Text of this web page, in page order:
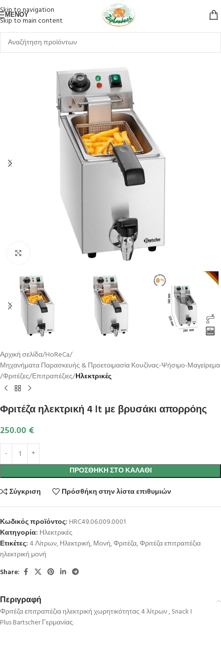
Skip to navigation
Skip to main content
ΜΕΝΟΎ
Κλικ για μεγέθυνση
Αρχική σελίδα HoReCa
Μηχανήματα Παρασκευής & Προετοιμασία Κουζίνας-Ψήσιμο-Μαγείρεμα
Φριτέζες Επιτραπέζιες Ηλεκτρικές
Φριτέζα ηλεκτρική 4 lt με βρυσάκι απορρόης
250.00 €
ΠΡΟΣΘΉΚΗ ΣΤΟ ΚΑΛΆΘΙ
Σύγκριση
Πρόσθήκη στην λίστα επιθυμιών
Κωδικός προϊόντος: HRC49.06.009.0001
Κατηγορία: Ηλεκτρικές
Ετικέτες: 4 Λίτρων,Ηλεκτρική,Μονή,Φριτέζα,Φριτέζα επιτραπέζια
ηλεκτρική μονή
Share:
Περιγραφή
Φριτέζα επιτραπέζια ηλεκτρική χωρητικότητας 4 λίτρων , Snack I
Plus Bartscher Γερμανίας.